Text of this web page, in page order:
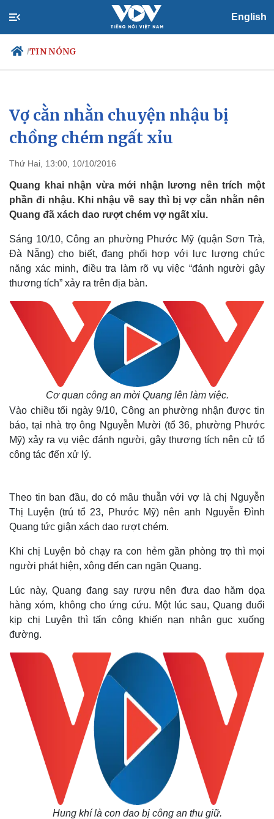
English
/TIN NÓNG
Chính trị
Đảng
Tổ chức nhân sự
Nhận diện sự thật
Xã hội
Tin 24h
Dự báo thời tiết
Việc làm
Biển đảo
Vợ cằn nhằn chuyện nhậu bị
chồng chém ngất xỉu
Thứ Hai, 13:00, 10/10/2016
Quang khai nhận vừa mới nhận lương nên trích một
phần đi nhậu. Khi nhậu về say thì bị vợ cằn nhằn nên
Quang đã xách dao rượt chém vợ ngất xỉu.
Sáng 10/10, Công an phường Phước Mỹ (quận Sơn Trà,
Đà Nẵng) cho biết, đang phối hợp với lực lượng chức
năng xác minh, điều tra làm rõ vụ việc “đánh người gây
thương tích” xảy ra trên địa bàn.
Cơ quan công an mời Quang lên làm việc.
Vào chiều tối ngày 9/10, Công an phường nhận được tin
báo, tại nhà trọ ông Nguyễn Mười (tổ 36, phường Phước
Mỹ) xảy ra vụ việc đánh người, gây thương tích nên cử tổ
công tác đến xử lý.
Theo tin ban đầu, do có mâu thuẫn với vợ là chị Nguyễn
Thị Luyện (trú tổ 23, Phước Mỹ) nên anh Nguyễn Đình
Quang tức giận xách dao rượt chém.
Khi chị Luyện bỏ chạy ra con hẻm gần phòng trọ thì mọi
người phát hiện, xông đến can ngăn Quang.
Lúc này, Quang đang say rượu nên đưa dao hăm dọa
hàng xóm, không cho ứng cứu. Một lúc sau, Quang đuổi
kịp chị Luyện thì tấn công khiến nạn nhân gục xuống
đường.
Hung khí là con dao bị công an thu giữ.